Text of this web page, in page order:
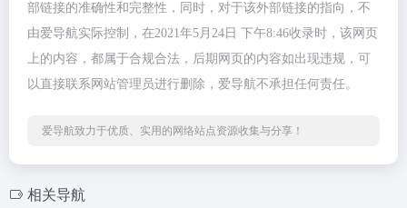
部链接的准确性和完整性，同时，对于该外部链接的指向，不
由爱导航实际控制，在2021年5月24日 下午8:46收录时，该网页
上的内容，都属于合规合法，后期网页的内容如出现违规，可
以直接联系网站管理员进行删除，爱导航不承担任何责任。
爱导航致力于优质、实用的网络站点资源收集与分享！
相关导航